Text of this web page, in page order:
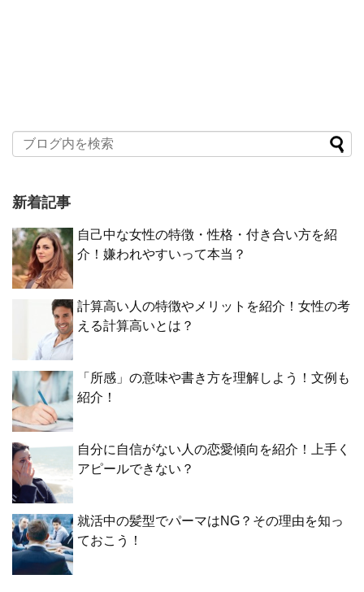
新着記事
自己中な女性の特徴・性格・付き合い方を紹
介！嫌われやすいって本当？
計算高い人の特徴やメリットを紹介！女性の考
える計算高いとは？
「所感」の意味や書き方を理解しよう！文例も
紹介！
自分に自信がない人の恋愛傾向を紹介！上手く
アピールできない？
就活中の髪型でパーマはNG？その理由を知っ
ておこう！